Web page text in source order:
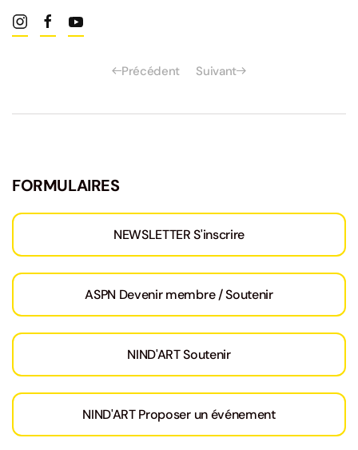
Précédent Suivant
FORMULAIRES
NEWSLETTER S'inscrire
ASPN Devenir membre / Soutenir
NIND'ART Soutenir
NIND'ART Proposer un événement